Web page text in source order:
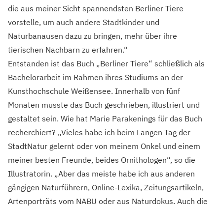
die aus meiner Sicht spannendsten Berliner Tiere
vorstelle, um auch andere Stadtkinder und
Naturbanausen dazu zu bringen, mehr über ihre
tierischen Nachbarn zu erfahren.“
Entstanden ist das Buch „Berliner Tiere“ schließlich als
Bachelorarbeit im Rahmen ihres Studiums an der
Kunsthochschule Weißensee. Innerhalb von fünf
Monaten musste das Buch geschrieben, illustriert und
gestaltet sein. Wie hat Marie Parakenings für das Buch
recherchiert? „Vieles habe ich beim Langen Tag der
StadtNatur gelernt oder von meinem Onkel und einem
meiner besten Freunde, beides Ornithologen“, so die
Illustratorin. „Aber das meiste habe ich aus anderen
gängigen Naturführern, Online-Lexika, Zeitungsartikeln,
Artenporträts vom NABU oder aus Naturdokus. Auch die